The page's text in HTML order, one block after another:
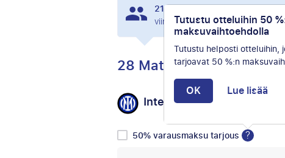
212Ihmiset ovat tarkastelleet
viimeisten 24 tunnin aikana.
28 Matkat
Inter Milan vs
50% varausmaksu tarjous ?
Tutustu otteluihin 50
maksuvaihtoehdolla
Tutustu helposti otteluihin,
tarjoavat 50 %:n
OK Lue lisää